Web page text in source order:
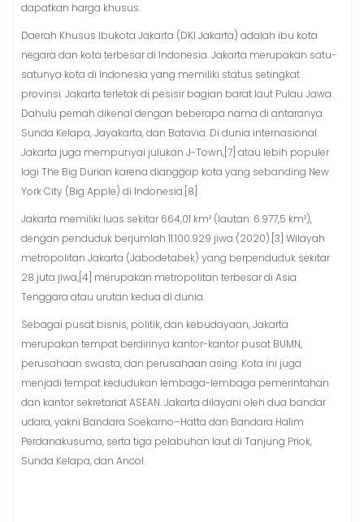
dapatkan harga khusus.
Daerah Khusus Ibukota Jakarta (DKI Jakarta) adalah ibu kota
negara dan kota terbesar di Indonesia. Jakarta merupakan satu-
satunya kota di Indonesia yang memiliki status setingkat
provinsi. Jakarta terletak di pesisir bagian barat laut Pulau Jawa.
Dahulu pernah dikenal dengan beberapa nama di antaranya
Sunda Kelapa, Jayakarta, dan Batavia. Di dunia internasional
Jakarta juga mempunyai julukan J-Town,[7] atau lebih populer
lagi The Big Durian karena dianggap kota yang sebanding New
York City (Big Apple) di Indonesia.[8]
Jakarta memiliki luas sekitar 664,01 km² (lautan: 6.977,5 km²),
dengan penduduk berjumlah 11.100.929 jiwa (2020).[3] Wilayah
metropolitan Jakarta (Jabodetabek) yang berpenduduk sekitar
28 juta jiwa,[4] merupakan metropolitan terbesar di Asia
Tenggara atau urutan kedua di dunia.
Sebagai pusat bisnis, politik, dan kebudayaan, Jakarta
merupakan tempat berdirinya kantor-kantor pusat BUMN,
perusahaan swasta, dan perusahaan asing. Kota ini juga
menjadi tempat kedudukan lembaga-lembaga pemerintahan
dan kantor sekretariat ASEAN. Jakarta dilayani oleh dua bandar
udara, yakni Bandara Soekarno–Hatta dan Bandara Halim
Perdanakusuma, serta tiga pelabuhan laut di Tanjung Priok,
Sunda Kelapa, dan Ancol.